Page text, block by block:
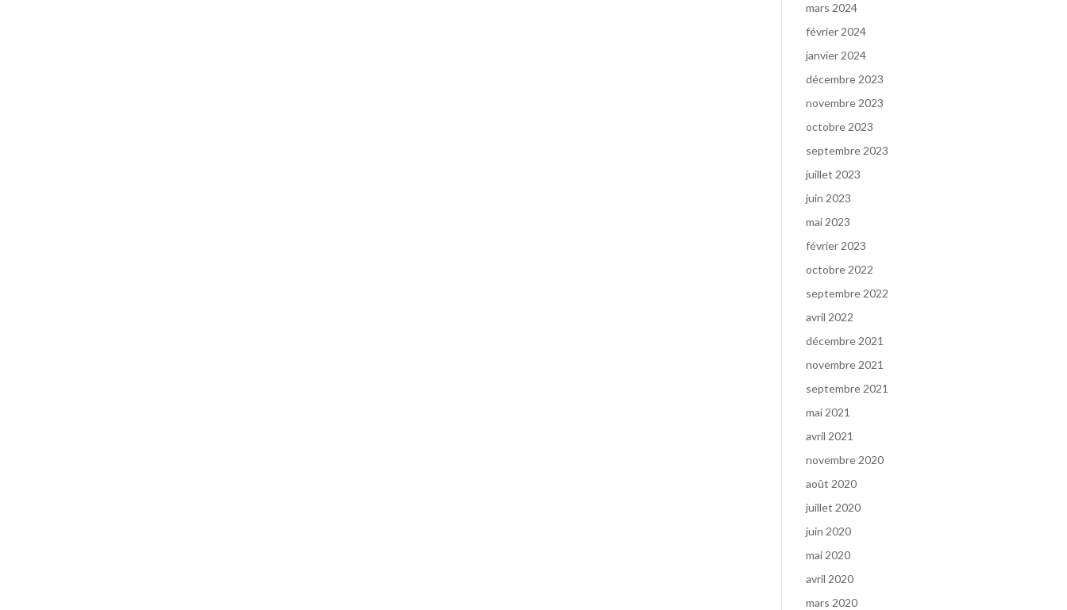
mars 2024
février 2024
janvier 2024
décembre 2023
novembre 2023
octobre 2023
septembre 2023
juillet 2023
juin 2023
mai 2023
février 2023
octobre 2022
septembre 2022
avril 2022
décembre 2021
novembre 2021
septembre 2021
mai 2021
avril 2021
novembre 2020
août 2020
juillet 2020
juin 2020
mai 2020
avril 2020
mars 2020